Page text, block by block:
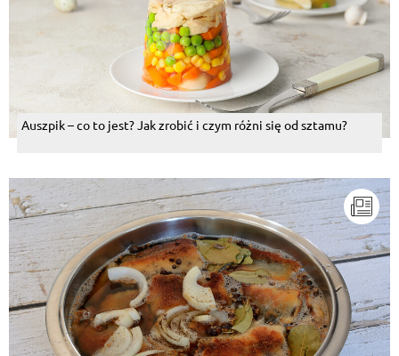
Auszpik – co to jest? Jak zrobić i czym różni się od sztamu?